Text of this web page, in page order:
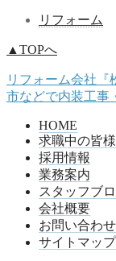
リフォーム
▲TOPへ
リフォーム会社『
市などで内装工事
HOME
求職中の皆
採用情報
業務案内
スタッフブ
会社概要
お問い合わせ
サイトマップ